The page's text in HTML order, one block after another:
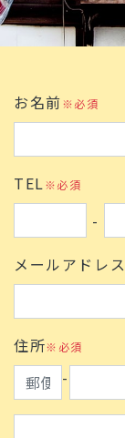
お名前※必須
TEL※必須
-
メールアドレス
住所※必須
-